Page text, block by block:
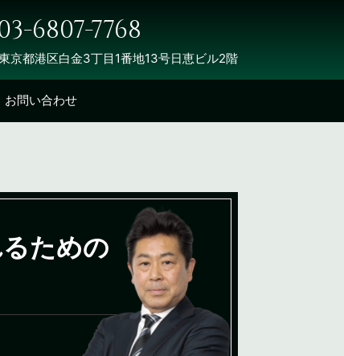
6807-7768
京都港区白金3丁目1番地13号日恵ビル2階
お問い合わせ
ための